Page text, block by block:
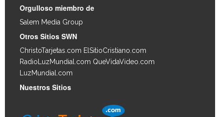
Orgulloso miembro de
Salem Media Group
Otros Sitios SWN
ChristoTarjetas.com ElSitioCristiano.com
RadioLuzMundial.com QueVidaVideo.com
LuzMundial.com
Nuestros Sitios